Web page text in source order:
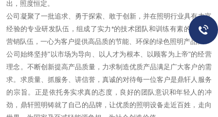
出，照度恒定。
公司凝聚了一批追求、勇于探索、敢于创新，并在照明行业具有丰富
经验的专业研发队伍，组成了实力*的技术团队和训练有素的管理、
营销队伍，一心为客户提供高品质的节能、环保的绿色照明产品。
公司始终坚持"以市场为导向、以人才为根本、以顾客为上帝"的经营
理念。不断创新提高产品质量，力求制造优质产品满足广大客户的需
求。求质量、抓服务、讲信誉，真诚的对待每一位客户是鼎轩人服务
的宗旨。正是依托务实求真的态度，良好的团队意识和年轻人的冲
劲，鼎轩照明铸就了自己的品牌，让优质的照明设备走近百姓，走向